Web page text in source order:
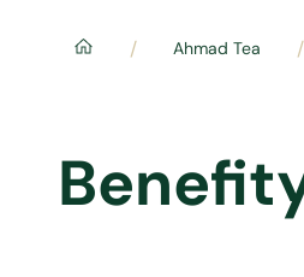
/ Ahmad Tea /